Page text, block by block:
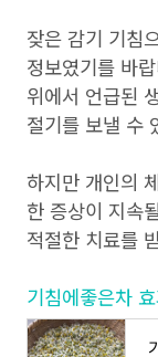
잦은 감기 기침
정보였기를 바
위에서 언급된
절기를 보낼 수
하지만 개인의
한 증상이 지속
적절한 치료를
기침에좋은차